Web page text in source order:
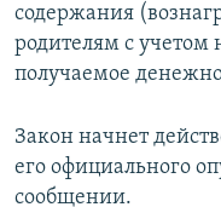
содержания
родителям с учетом
получаемое
Закон начнет
его официального
сообщении.